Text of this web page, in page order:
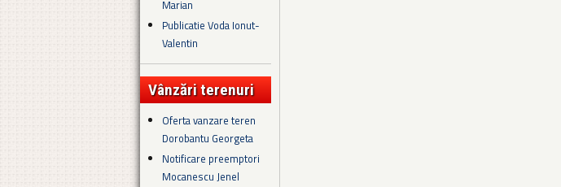
Marian
Publicatie Voda Ionut-
Valentin
Vânzări terenuri
Oferta vanzare teren
Dorobantu Georgeta
Notificare preemptori
Mocanescu Jenel